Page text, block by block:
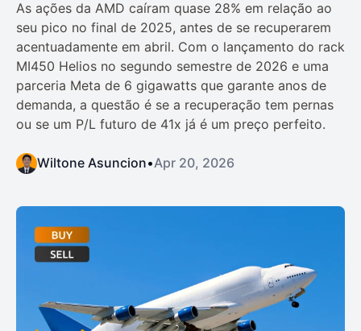
As ações da AMD caíram quase 28% em relação ao
seu pico no final de 2025, antes de se recuperarem
acentuadamente em abril. Com o lançamento do rack
MI450 Helios no segundo semestre de 2026 e uma
parceria Meta de 6 gigawatts que garante anos de
demanda, a questão é se a recuperação tem pernas
ou se um P/L futuro de 41x já é um preço perfeito.
Wiltone Asuncion•Apr 20, 2026